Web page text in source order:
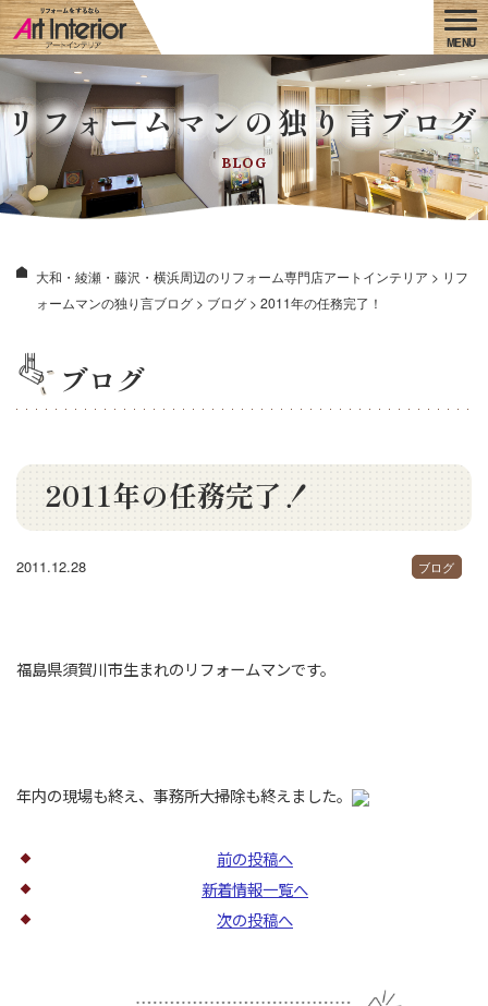
リフォームマンの独り言ブログ
BLOG
大和・綾瀬・藤沢・横浜周辺のリフォーム専門店アートインテリア > リフ
ォームマンの独り言ブログ > ブログ > 2011年の任務完了！
ブログ
2011年の任務完了！
2011.12.28 ブログ
福島県須賀川市生まれのリフォームマンです。
年内の現場も終え、事務所大掃除も終えました。
前の投稿へ
新着情報一覧へ
次の投稿へ